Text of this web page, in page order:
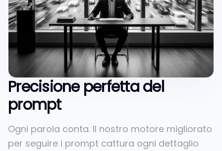
Precisione perfetta del
prompt
Ogni parola conta. Il nostro motore migliorato
per seguire i prompt cattura ogni dettaglio